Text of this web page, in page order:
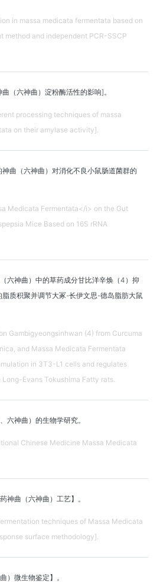
in massa medicata fermentata based on
method and independent PCR-SSCP
（六神曲）淀粉酶活性的影响]。
processing techniques of massa
on their amylase activity].
曲（六神曲）对消化不良小鼠肠道菌群的
Medicata Fermentata</i> on the Gut
Mice Based on 16S rRNA
六神曲）中的草药成分甘比洋辛焕（4）抑
质积聚并调节大冢-长伊文思-德岛脂肪大鼠
Gambigyeongsinhwan (4) from Curcuma
and Massa Medicata Fermentata
in 3T3-L1 cells and regulates
Evans Tokushima Fatty rats.
六神曲）的生物学研究。
Chinese Medicine Massa Medicata
神曲（六神曲）工艺】。
techniques of Massa Medicata
surface methodology].
）微生物鉴定】。